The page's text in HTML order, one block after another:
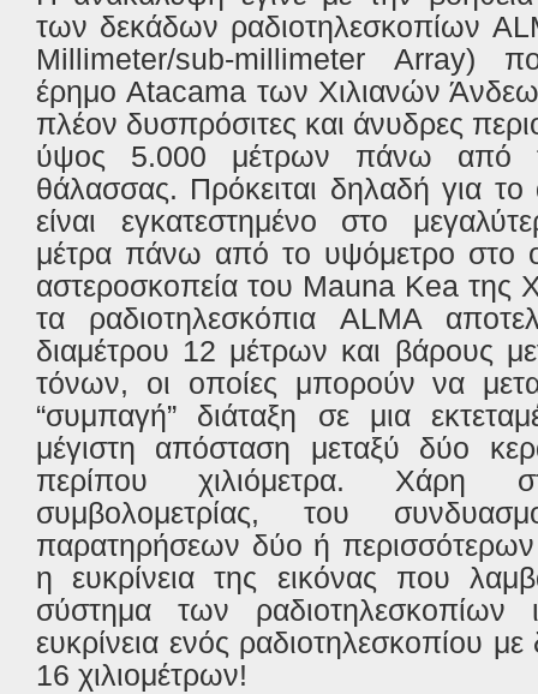
των δεκάδων ραδιοτηλεσκοπίων
Millimeter/sub-millimeter Array)
έρημο Atacama των Χιλιανών
πλέον δυσπρόσιτες και άνυδρες
ύψος 5.000 μέτρων πάνω από
θάλασσας. Πρόκειται δηλαδή για
είναι εγκατεστημένο στο
μέτρα πάνω από το υψόμετρο στο
αστεροσκοπεία του Mauna Kea της
τα ραδιοτηλεσκόπια ALMA
διαμέτρου 12 μέτρων και βάρους
τόνων, οι οποίες μπορούν να
“συμπαγή” διάταξη σε μια
μέγιστη απόσταση μεταξύ δύο
περίπου χιλιόμετρα. Χάρη
συμβολομετρίας, του
παρατηρήσεων δύο ή περισσότερων
η ευκρίνεια της εικόνας που
σύστημα των ραδιοτηλεσκοπίων
ευκρίνεια ενός ραδιοτηλεσκοπίου
16 χιλιομέτρων!